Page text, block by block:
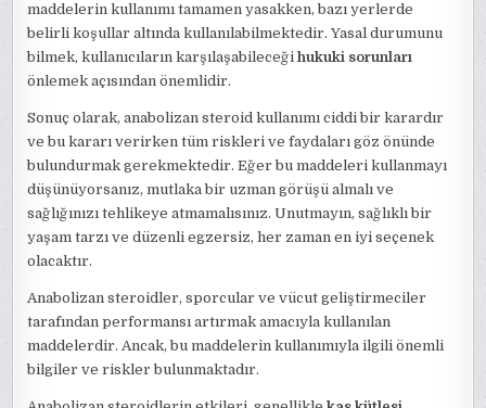
maddelerin kullanımı tamamen yasakken, bazı yerlerde
belirli koşullar altında kullanılabilmektedir. Yasal durumunu
bilmek, kullanıcıların karşılaşabileceğihukuki sorunları
önlemek açısından önemlidir.
Sonuç olarak, anabolizan steroid kullanımı ciddi bir karardır
ve bu kararı verirken tüm riskleri ve faydaları göz önünde
bulundurmak gerekmektedir. Eğer bu maddeleri kullanmayı
düşünüyorsanız, mutlaka bir uzman görüşü almalı ve
sağlığınızı tehlikeye atmamalısınız. Unutmayın, sağlıklı bir
yaşam tarzı ve düzenli egzersiz, her zaman en iyi seçenek
olacaktır.
Anabolizan steroidler, sporcular ve vücut geliştirmeciler
tarafından performansı artırmak amacıyla kullanılan
maddelerdir. Ancak, bu maddelerin kullanımıyla ilgili önemli
bilgiler ve riskler bulunmaktadır.